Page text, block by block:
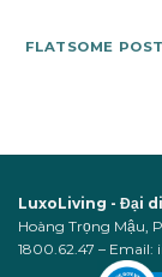
FLATSOME
LuxoLiving - Đại
Hoàng Trọng Mậu,
1800.62.47 –